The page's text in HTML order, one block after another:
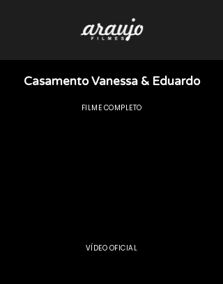
Casamento Vanessa & Eduardo
FILME COMPLETO
VÍDEO OFICIAL